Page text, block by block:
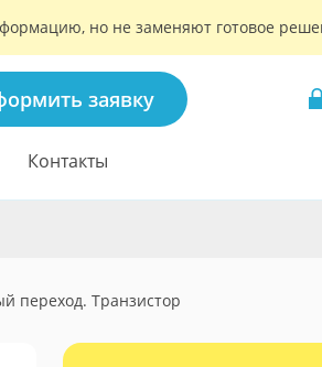
но не заменяют готовое
заявку
Контакты
переход. Транзистор